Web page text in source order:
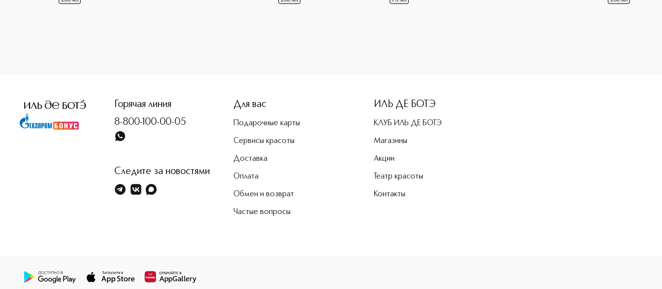
Горячая линия
8-800-100-00-05
Следите за новостями
Для вас
Подарочные карты
Сервисы красоты
Доставка
Оплата
Обмен и возврат
Частые вопросы
ИЛЬ ДЕ БОТЭ
КЛУБ ИЛЬ ДЕ БОТЭ
Магазины
Акции
Театр красоты
Контакты